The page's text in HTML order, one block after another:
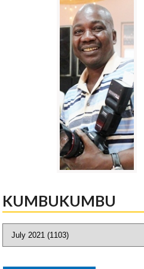
KUMBUKUMBU